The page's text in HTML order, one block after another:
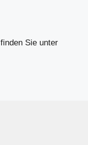
Sie unter